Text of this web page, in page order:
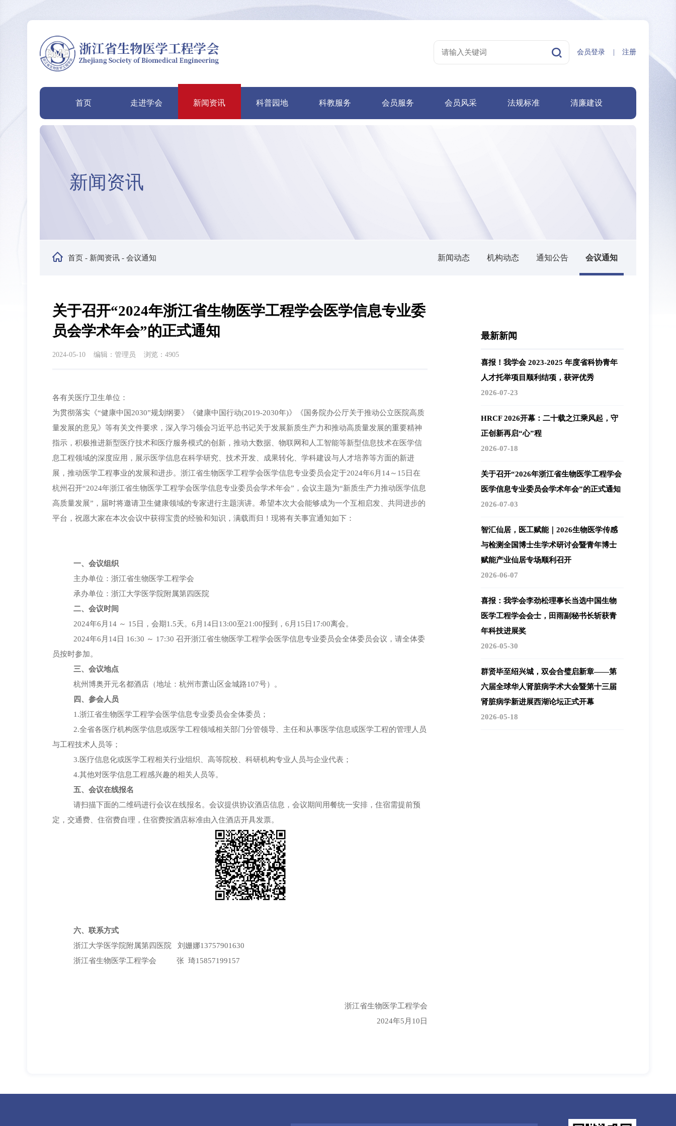
会员登录 注册
首页 走进学会 新闻资讯 科普园地 科教服务 会员服务 会员风采 法规标准 清廉建设
新闻资讯
首页- 新闻资讯- 会议通知 新闻动态 机构动态 通知公告 会议通知
关于召开“2024年浙江省生物医学工程学会医学信息专业委
员会学术年会”的正式通知
2024-05-10 编辑：管理员 浏览：4905
各有关医疗卫生单位：
为贯彻落实《“健康中国2030”规划纲要》《健康中国行动(2019-2030年)》《国务院办公厅关于推动公立医院高质
量发展的意见》等有关文件要求，深入学习领会习近平总书记关于发展新质生产力和推动高质量发展的重要精神
指示，积极推进新型医疗技术和医疗服务模式的创新，推动大数据、物联网和人工智能等新型信息技术在医学信
息工程领域的深度应用，展示医学信息在科学研究、技术开发、成果转化、学科建设与人才培养等方面的新进
展，推动医学工程事业的发展和进步。浙江省生物医学工程学会医学信息专业委员会定于2024年6月14～15日在
杭州召开“2024年浙江省生物医学工程学会医学信息专业委员会学术年会”，会议主题为“新质生产力推动医学信息
高质量发展”，届时将邀请卫生健康领域的专家进行主题演讲。希望本次大会能够成为一个互相启发、共同进步的
平台，祝愿大家在本次会议中获得宝贵的经验和知识，满载而归！现将有关事宜通知如下：
一、会议组织
主办单位：浙江省生物医学工程学会
承办单位：浙江大学医学院附属第四医院
二、会议时间
2024年6 月 14 ～ 15 日，会期1.5天。6 月 14日 13:00至21:00报到，6 月 15 日 17:00离会。
2024年6 月 14日 16:30 ～ 17:30召开浙江省生物医学工程学会医学信息专业委员会全体委员会议，请全体委
员按时参加。
三、会议地点
杭州博奥开元名都酒店（地址：杭州市萧山区金城路107号）。
四、参会人员
1.浙江省生物医学工程学会医学信息专业委员会全体委员；
2.全省各医疗机构医学信息或医学工程领域相关部门分管领导、主任和从事医学信息或医学工程的管理人员
与工程技术人员等；
3.医疗信息化或医学工程相关行业组织、高等院校、科研机构专业人员与企业代表；
4.其他对医学信息工程感兴趣的相关人员等。
五、会议在线报名
请扫描下面的二维码进行会议在线报名。会议提供协议酒店信息，会议期间用餐统一安排，住宿需提前预
定，交通费、住宿费自理，住宿费按酒店标准由入住酒店开具发票。
六、联系方式
浙江大学医学院附属第四医院 刘姗娜13757901630
浙江省生物医学工程学会 张 琦15857199157
浙江省生物医学工程学会
2024年5月10日
最新新闻
喜报！我学会 2023-2025 年度省科协青年
人才托举项目顺利结项，获评优秀
2026-07-23
HRCF 2026开幕：二十载之江乘风起，守
正创新再启“心”程
2026-07-18
关于召开“2026年浙江省生物医学工程学会
医学信息专业委员会学术年会”的正式通知
2026-07-03
智汇仙居，医工赋能｜2026生物医学传感
与检测全国博士生学术研讨会暨青年博士
赋能产业仙居专场顺利召开
2026-06-07
喜报：我学会李劲松理事长当选中国生物
医学工程学会会士，田雨副秘书长斩获青
年科技进展奖
2026-05-30
群贤毕至绍兴城，双会合璧启新章——第
六届全球华人肾脏病学术大会暨第十三届
肾脏病学新进展西湖论坛正式开幕
2026-05-18